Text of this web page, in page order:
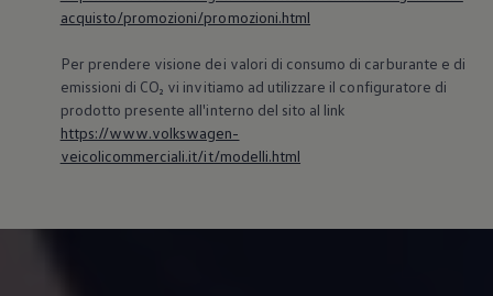
acquisto/promozioni/promozioni.html
Per prendere visione dei valori di consumo di carburante e di
emissioni di CO₂ vi invitiamo ad utilizzare il configuratore di
prodotto presente all'interno del sito al link
https://www.volkswagen-
veicolicommerciali.it/it/modelli.html